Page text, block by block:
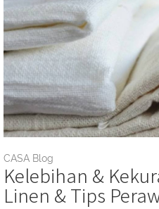
CASA Blog
Kelebihan &
Linen & Tips